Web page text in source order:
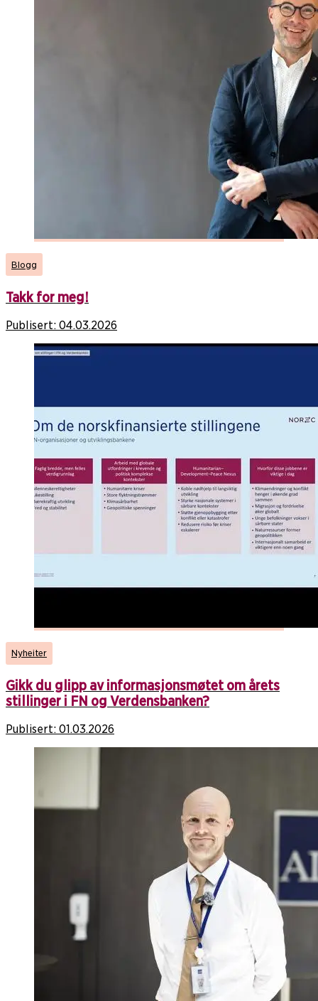
Blogg
Takk for meg!
Publisert: 04.03.2026
Nyheiter
Gikk du glipp av informasjonsmøtet om årets
stillinger i FN og Verdensbanken?
Publisert: 01.03.2026